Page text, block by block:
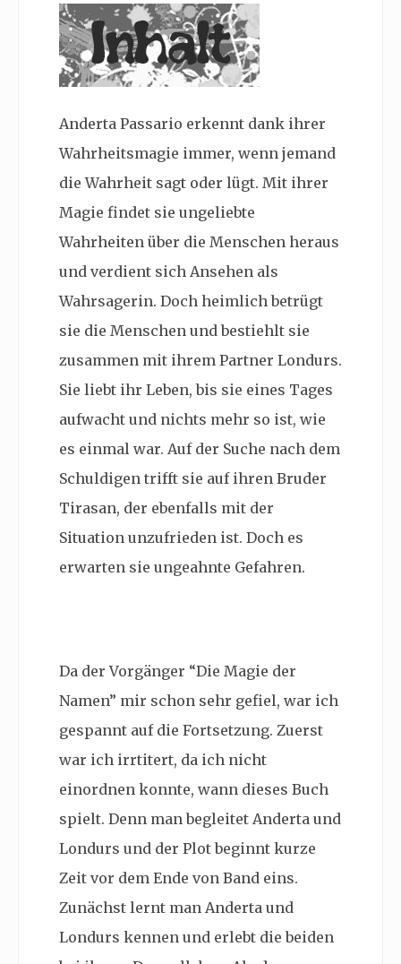
Anderta Passario erkennt dank ihrer
Wahrheitsmagie immer, wenn jemand
die Wahrheit sagt oder lügt. Mit ihrer
Magie findet sie ungeliebte
Wahrheiten über die Menschen heraus
und verdient sich Ansehen als
Wahrsagerin. Doch heimlich betrügt
sie die Menschen und bestiehlt sie
zusammen mit ihrem Partner Londurs.
Sie liebt ihr Leben, bis sie eines Tages
aufwacht und nichts mehr so ist, wie
es einmal war. Auf der Suche nach dem
Schuldigen trifft sie auf ihren Bruder
Tirasan, der ebenfalls mit der
Situation unzufrieden ist. Doch es
erwarten sie ungeahnte Gefahren.
Da der Vorgänger “Die Magie der
Namen” mir schon sehr gefiel, war ich
gespannt auf die Fortsetzung. Zuerst
war ich irrtitert, da ich nicht
einordnen konnte, wann dieses Buch
spielt. Denn man begleitet Anderta und
Londurs und der Plot beginnt kurze
Zeit vor dem Ende von Band eins.
Zunächst lernt man Anderta und
Londurs kennen und erlebt die beiden